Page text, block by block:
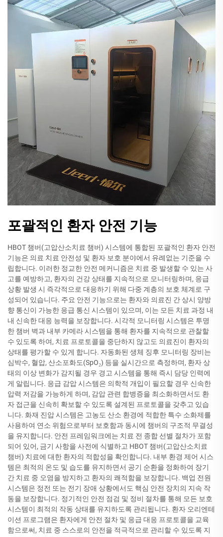
포괄적인 환자 안전 기능
HBOT 챔버(고압산소치료 챔버) 시스템에 통합된 포괄적인 환자 안전
기능은 의료 치료 안전성 및 환자 보호 분야에서 유례없는 기준을 수
립합니다. 이러한 정교한 안전 메커니즘은 치료 중 발생할 수 있는 사
고를 예방하고, 환자의 건강 상태를 지속적으로 모니터링하며, 응급
상황 발생 시 즉각적으로 대응하기 위해 다중 계층의 보호 체계로 구
성되어 있습니다. 주요 안전 기능으로는 환자와 의료진 간 상시 양방
향 통신이 가능한 응급 통신 시스템이 있으며, 이는 모든 치료 과정 내
내 신속한 대응 능력을 보장합니다. 시각적 모니터링 시스템은 투명
한 챔버 벽과 내부 카메라 시스템을 통해 환자를 지속적으로 관찰할
수 있도록 하여, 치료 프로토콜을 중단하지 않고도 의료진이 환자의
상태를 평가할 수 있게 합니다. 자동화된 생체 징후 모니터링 장비는
심박수, 혈압, 산소포화도(SpO₂) 등을 실시간으로 측정하며, 환자 상
태의 이상 변화가 감지될 경우 경고 시스템을 통해 즉시 담당 인력에
게 알립니다. 응급 감압 시스템은 의학적 개입이 필요할 경우 신속한
압력 저감을 가능하게 하며, 감압 관련 합병증을 최소화하면서도 환
자 접근을 신속히 확보할 수 있도록 설계된 프로토콜을 갖추고 있습
니다. 화재 진압 시스템은 고농도 산소 환경에 적합한 특수 소화제를
사용하여 연소 위험으로부터 보호함과 동시에 챔버의 구조적 무결성
을 유지합니다. 안전 프레임워크에는 치료 전 종합 선별 절차가 포함
되어 있어, 금기 사항을 사전에 식별하고 HBOT 챔버(고압산소치료
챔버) 치료에 대한 환자의 적합성을 확인합니다. 내부 환경 제어 시스
템은 최적의 온도 및 습도를 유지하면서 공기 순환을 정화하여 장기
간 치료 중 오염을 방지하고 환자의 쾌적함을 보장합니다. 백업 전원
시스템은 정전 또는 전기 장애 상황에서도 핵심 안전 장치의 지속 작
동을 보장합니다. 정기적인 안전 점검 및 정비 절차를 통해 모든 보호
시스템이 최적의 작동 상태를 유지하도록 관리됩니다. 환자 오리엔테
이션 프로그램은 환자에게 안전 절차 및 응급 대응 프로토콜을 교육
함으로써, 치료 중 스스로의 안전을 적극적으로 관리할 수 있도록 지